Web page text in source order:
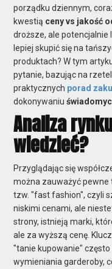
porządku dziennym,
kwestią ceny vs jakość
droższe, ale potencjalnie
lepiej skupić się na
produktach? W tym
pytanie, bazując na
praktycznych porad
dokonywaniu
Analiza
wiedzieć?
Przyglądając się
można zauważyć pewne
tzw. "fast fashion", czyli
niskimi cenami, ale
strony, istnieją marki,
ale za wyższą cenę.
"tanie kupowanie"
wymieniania garderoby,